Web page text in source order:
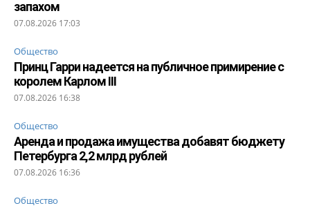
запахом
07.08.2026 17:03
Общество
Принц Гарри надеется на публичное примирение с
королем Карлом III
07.08.2026 16:38
Общество
Аренда и продажа имущества добавят бюджету
Петербурга 2,2 млрд рублей
07.08.2026 16:36
Общество